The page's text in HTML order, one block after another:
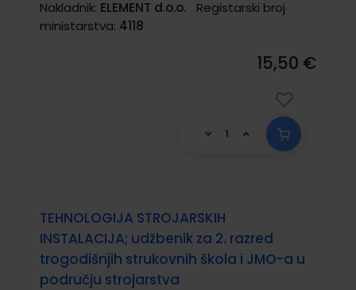
Nakladnik: ELEMENT d.o.o.
Registarski broj
ministarstva: 4118
15,50 €
TEHNOLOGIJA STROJARSKIH
INSTALACIJA; udžbenik za 2. razred
trogodišnjih strukovnih škola i JMO-a u
području strojarstva